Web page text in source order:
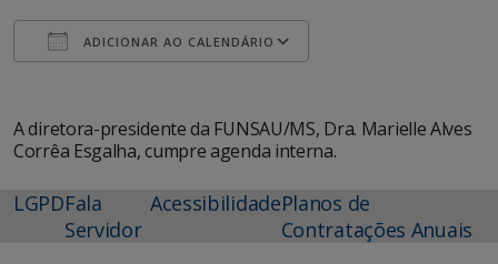
ADICIONAR AO CALENDÁRIO
A diretora-presidente da FUNSAU/MS, Dra. Marielle Alves
Corrêa Esgalha, cumpre agenda interna.
LGPDFala
Servidor
AcessibilidadePlanos de
Contratações Anuais